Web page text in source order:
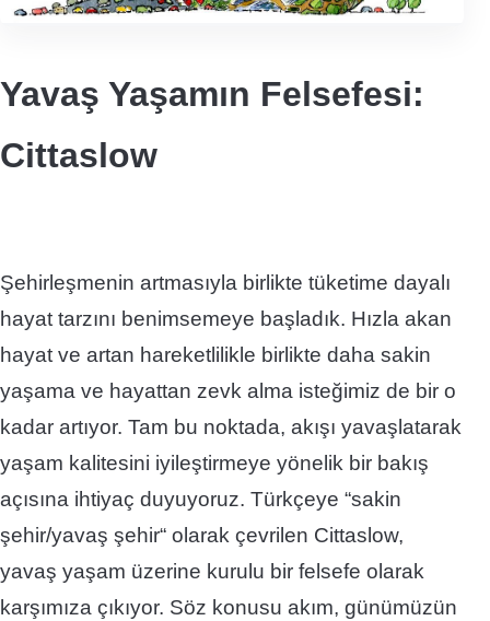
Yavaş Yaşamın Felsefesi:
Cittaslow
Şehirleşmenin artmasıyla birlikte tüketime dayalı
hayat tarzını benimsemeye başladık. Hızla akan
hayat ve artan hareketlilikle birlikte daha sakin
yaşama ve hayattan zevk alma isteğimiz de bir o
kadar artıyor. Tam bu noktada, akışı yavaşlatarak
yaşam kalitesini iyileştirmeye yönelik bir bakış
açısına ihtiyaç duyuyoruz. Türkçeye “sakin
şehir/yavaş şehir“ olarak çevrilen Cittaslow,
yavaş yaşam üzerine kurulu bir felsefe olarak
karşımıza çıkıyor. Söz konusu akım, günümüzün